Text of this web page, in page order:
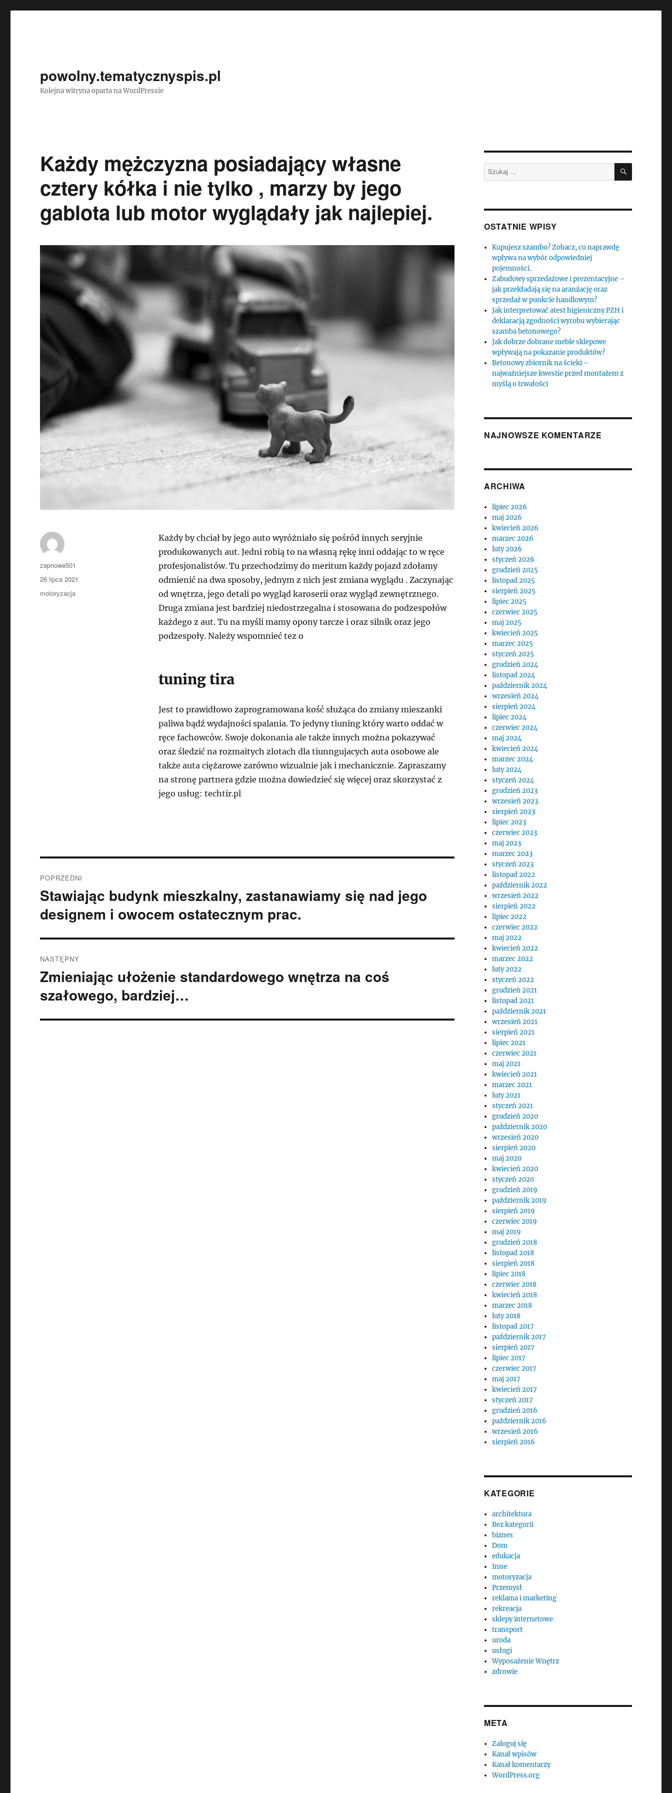
powolny.tematycznyspis.pl
Kolejna witryna oparta na WordPressie
Każdy mężczyzna posiadający własne
cztery kółka i nie tylko , marzy by jego
gablota lub motor wyglądały jak najlepiej.
Każdy by chciał by jego auto wyróżniało się pośród innych seryjnie
produkowanych aut. Jedni robią to na własną rękę inni oddając to w ręce
profesjonalistów. Tu przechodzimy do meritum każdy pojazd zdołamy
odmienić na dwa sposoby, jednym z nich jest zmiana wyglądu . Zaczynając
od wnętrza, jego detali po wygląd karoserii oraz wygląd zewnętrznego.
Druga zmiana jest bardziej niedostrzegalna i stosowana do podzespołów
każdego z aut. Tu na myśli mamy opony tarcze i oraz silnik oraz jego
podzespoły. Należy wspomnieć tez o
tuning tira
Jest to prawidłowo zaprogramowana kość służąca do zmiany mieszanki
paliwa bądź wydajności spalania. To jedyny tiuning który warto oddać w
ręce fachowców. Swoje dokonania ale także innych można pokazywać
oraz śledzić na rozmaitych zlotach dla tiunngujacych auta osobowe ale
także auta ciężarowe zarówno wizualnie jak i mechanicznie. Zapraszamy
na stronę partnera gdzie można dowiedzieć się więcej oraz skorzystać z
jego usług: techtir.pl
Autor
zapnowe501
Data
publikacji
26 lipca 2021
Kategorie
motoryzacja
wpisu
POPRZEDNI
Poprzedni
wpis:
Stawiając budynk mieszkalny, zastanawiamy się nad jego
designem i owocem ostatecznym prac.
NASTĘPNY
Następny
Zmieniając ułożenie standardowego wnętrza na coś
szałowego, bardziej…
Szukaj: SZUKAJ
OSTATNIE WPISY
Kupujesz szambo? Zobacz, co naprawdę
wpływa na wybór odpowiedniej
pojemności.
Zabudowy sprzedażowe i prezentacyjne –
jak przekładają się na aranżację oraz
sprzedaż w punkcie handlowym?
Jak interpretować atest higieniczny PZH i
deklaracją zgodności wyrobu wybierając
szamba betonowego?
Jak dobrze dobrane meble sklepowe
wpływają na pokazanie produktów?
Betonowy zbiornik na ścieki –
najważniejsze kwestie przed montażem z
myślą o trwałości
NAJNOWSZE KOMENTARZE
ARCHIWA
lipiec 2026
maj 2026
kwiecień 2026
marzec 2026
luty 2026
styczeń 2026
grudzień 2025
listopad 2025
sierpień 2025
lipiec 2025
czerwiec 2025
maj 2025
kwiecień 2025
marzec 2025
styczeń 2025
grudzień 2024
listopad 2024
październik 2024
wrzesień 2024
sierpień 2024
lipiec 2024
czerwiec 2024
maj 2024
kwiecień 2024
marzec 2024
luty 2024
styczeń 2024
grudzień 2023
wrzesień 2023
sierpień 2023
lipiec 2023
czerwiec 2023
maj 2023
marzec 2023
styczeń 2023
listopad 2022
październik 2022
wrzesień 2022
sierpień 2022
lipiec 2022
czerwiec 2022
maj 2022
kwiecień 2022
marzec 2022
luty 2022
styczeń 2022
grudzień 2021
listopad 2021
październik 2021
wrzesień 2021
sierpień 2021
lipiec 2021
czerwiec 2021
maj 2021
kwiecień 2021
marzec 2021
luty 2021
styczeń 2021
grudzień 2020
październik 2020
wrzesień 2020
sierpień 2020
maj 2020
kwiecień 2020
styczeń 2020
grudzień 2019
październik 2019
sierpień 2019
czerwiec 2019
maj 2019
grudzień 2018
listopad 2018
sierpień 2018
lipiec 2018
czerwiec 2018
kwiecień 2018
marzec 2018
luty 2018
listopad 2017
październik 2017
sierpień 2017
lipiec 2017
czerwiec 2017
maj 2017
kwiecień 2017
styczeń 2017
grudzień 2016
październik 2016
wrzesień 2016
sierpień 2016
KATEGORIE
architektura
Bez kategorii
biznes
Dom
edukacja
Inne
motoryzacja
Przemysł
reklama i marketing
rekreacja
sklepy internetowe
transport
uroda
usługi
Wyposażenie Wnętrz
zdrowie
META
Zaloguj się
Kanał wpisów
Kanał komentarzy
WordPress.org